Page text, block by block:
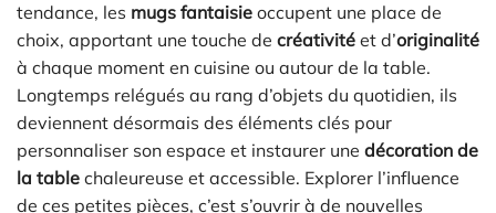
tendance, les mugs fantaisie occupent une place de
choix, apportant une touche de créativité et d’originalité
à chaque moment en cuisine ou autour de la table.
Longtemps relégués au rang d’objets du quotidien, ils
deviennent désormais des éléments clés pour
personnaliser son espace et instaurer une décoration de
la table chaleureuse et accessible. Explorer l’influence
de ces petites pièces, c’est s’ouvrir à de nouvelles